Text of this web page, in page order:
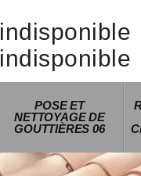
indisponible
indisponible
POSE ET
NETTOYAGE DE
GOUTTIÈRES 06